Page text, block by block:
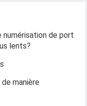
numérisation de port
lents?
manière